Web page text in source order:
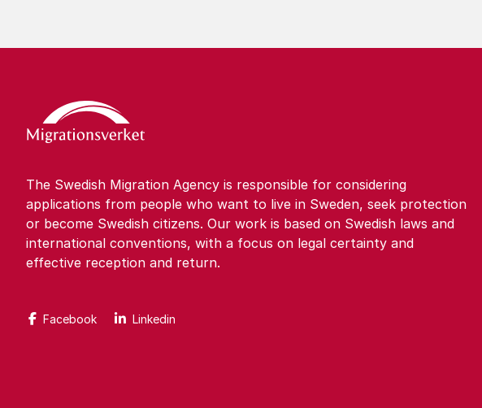
The Swedish Migration Agency is responsible for considering
applications from people who want to live in Sweden, seek protection
or become Swedish citizens. Our work is based on Swedish laws and
international conventions, with a focus on legal certainty and
effective reception and return.
Facebook Linkedin